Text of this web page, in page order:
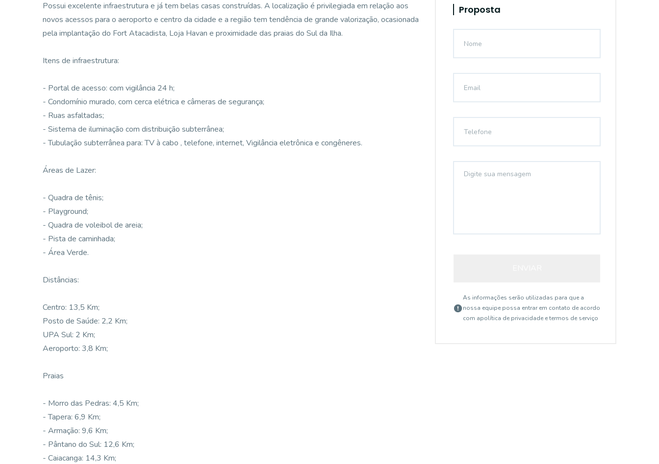
Possui excelente infraestrutura e já tem belas casas construídas. A localização é privilegiada em relação aos
novos acessos para o aeroporto e centro da cidade e a região tem tendência de grande valorização, ocasionada
pela implantação do Fort Atacadista, Loja Havan e proximidade das praias do Sul da Ilha.
Itens de infraestrutura:
- Portal de acesso: com vigilância 24 h;
- Condomínio murado, com cerca elétrica e câmeras de segurança;
- Ruas asfaltadas;
- Sistema de iluminação com distribuição subterrânea;
- Tubulação subterrânea para: TV à cabo , telefone, internet, Vigilância eletrônica e congêneres.
Áreas de Lazer:
- Quadra de tênis;
- Playground;
- Quadra de voleibol de areia;
- Pista de caminhada;
- Área Verde.
Distâncias:
Centro: 13,5 Km;
Posto de Saúde: 2,2 Km;
UPA Sul: 2 Km;
Aeroporto: 3,8 Km;
Praias
- Morro das Pedras: 4,5 Km;
- Tapera: 6,9 Km;
- Armação: 9,6 Km;
- Pântano do Sul: 12,6 Km;
- Caiacanga: 14,3 Km;
Proposta
As informações serão utilizadas para que a
nossa equipe possa entrar em contato de acordo
com apolítica de privacidade e termos de serviço